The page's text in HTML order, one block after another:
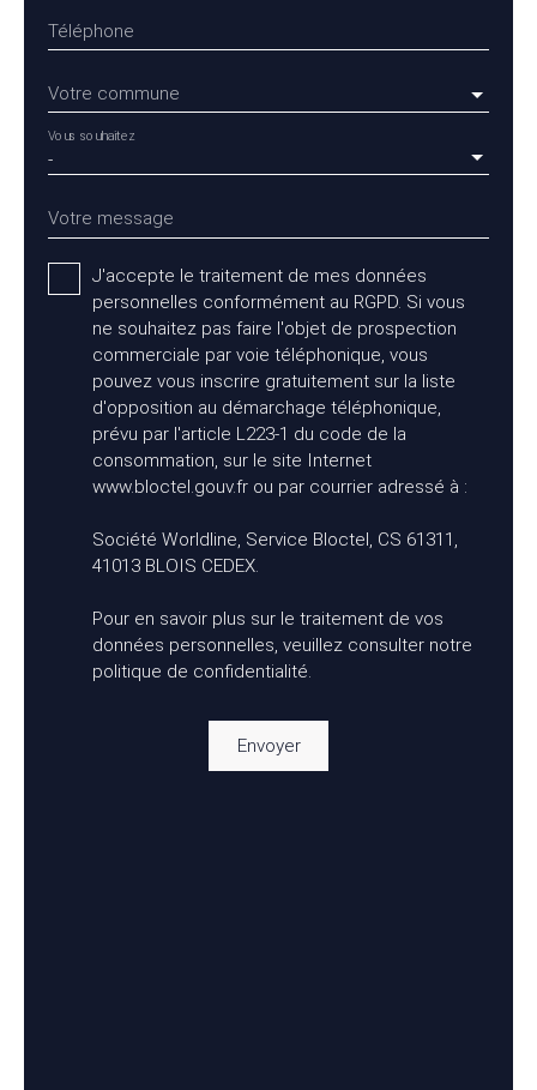
Téléphone
Votre commune
-
Vous souhaitez
Votre message
J'accepte le traitement de mes données
personnelles conformément au RGPD. Si vous
ne souhaitez pas faire l'objet de prospection
commerciale par voie téléphonique, vous
pouvez vous inscrire gratuitement sur la liste
d'opposition au démarchage téléphonique,
prévu par l'article L223-1 du code de la
consommation, sur le site Internet
www.bloctel.gouv.fr ou par courrier adressé à :
Société Worldline, Service Bloctel, CS 61311,
41013 BLOIS CEDEX.
Pour en savoir plus sur le traitement de vos
données personnelles, veuillez consulter notre
politique de confidentialité.
Envoyer